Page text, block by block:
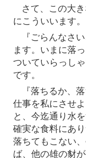
さて、この大
にこういいます。
『ごらんなさ
ます。いまに落
ついていらっし
です。
『落ちるか、
仕事を私にさせ
と、今迄通り水
確実な食料にあ
落ちてもこない
ば、他の雄の豺